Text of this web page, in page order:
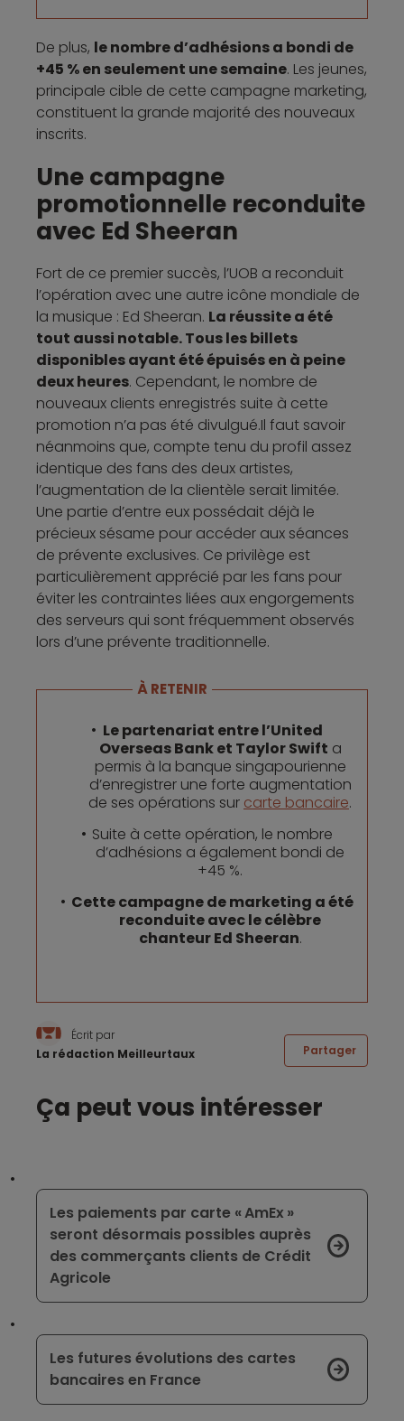
De plus, le nombre d’adhésions a bondi de
+45 % en seulement une semaine. Les jeunes,
principale cible de cette campagne marketing,
constituent la grande majorité des nouveaux
inscrits.
Une campagne
promotionnelle reconduite
avec Ed Sheeran
Fort de ce premier succès, l’UOB a reconduit
l’opération avec une autre icône mondiale de
la musique : Ed Sheeran. La réussite a été
tout aussi notable. Tous les billets
disponibles ayant été épuisés en à peine
deux heures. Cependant, le nombre de
nouveaux clients enregistrés suite à cette
promotion n’a pas été divulgué.Il faut savoir
néanmoins que, compte tenu du profil assez
identique des fans des deux artistes,
l’augmentation de la clientèle serait limitée.
Une partie d’entre eux possédait déjà le
précieux sésame pour accéder aux séances
de prévente exclusives. Ce privilège est
particulièrement apprécié par les fans pour
éviter les contraintes liées aux engorgements
des serveurs qui sont fréquemment observés
lors d’une prévente traditionnelle.
À RETENIR
Le partenariat entre l’United
Overseas Bank et Taylor Swift a
permis à la banque singapourienne
d’enregistrer une forte augmentation
de ses opérations sur carte bancaire.
Suite à cette opération, le nombre
d’adhésions a également bondi de
+45 %.
Cette campagne de marketing a été
reconduite avec le célèbre
chanteur Ed Sheeran.
Écrit par
La rédaction Meilleurtaux
Partager
Ça peut vous intéresser
Les paiements par carte « AmEx »
seront désormais possibles auprès
des commerçants clients de Crédit
Agricole
Les futures évolutions des cartes
bancaires en France